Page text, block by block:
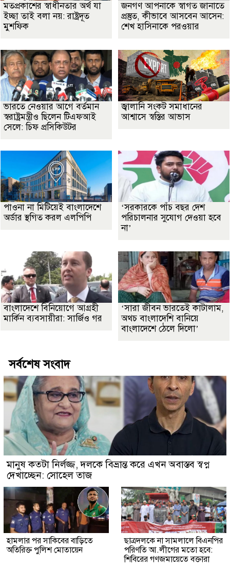
মতপ্রকাশের স্বাধীনতার অর্থ যা
ইচ্ছা তাই বলা নয়: রাষ্ট্রদূত
মুশফিক
জনগণ আপনাকে স্বাগত জানাতে
প্রস্তুত, কীভাবে আসবেন আসেন:
শেখ হাসিনাকে পরওয়ার
ভারতে নেওয়ার আগে বর্তমান
স্বরাষ্ট্রমন্ত্রীও ছিলেন টিএফআই
সেলে: চিফ প্রসিকিউটর
জ্বালানি সংকট সমাধানের
আশ্বাসে স্বস্তির আভাস
পাওনা না মিটিয়েই বাংলাদেশে
অর্ডার স্থগিত করল এলপিপি
‘সরকারকে পাঁচ বছর দেশ
পরিচালনার সুযোগ দেওয়া হবে
না’
বাংলাদেশে বিনিয়োগে আগ্রহী
মার্কিন ব্যবসায়ীরা: সার্জিও গর
‘সারা জীবন ভারতেই কাটালাম,
অথচ বাংলাদেশি বানিয়ে
বাংলাদেশে ঠেলে দিলো’
সর্বশেষ সংবাদ
মানুষ কতটা নির্লজ্জ, দলকে বিভ্রান্ত করে এখন অবাস্তব স্বপ্ন
দেখাচ্ছেন: সোহেল তাজ
হামলার পর সাকিবের বাড়িতে
অতিরিক্ত পুলিশ মোতায়েন
ছাত্রদলকে না সামলালে বিএনপির
পরিণতি আ.লীগের মতো হবে:
শিবিরের গণজমায়েতে বক্তারা